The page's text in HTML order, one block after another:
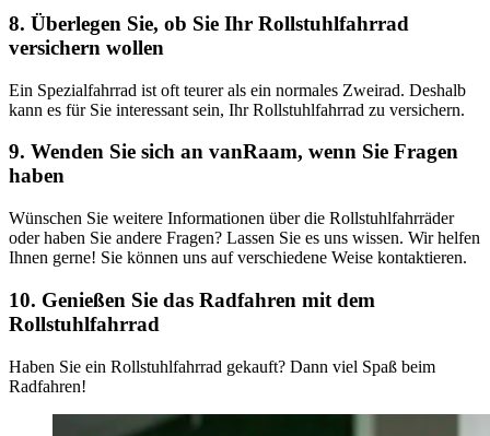
8. Überlegen Sie, ob Sie Ihr Rollstuhlfahrrad
versichern wollen
Ein Spezialfahrrad ist oft teurer als ein normales Zweirad. Deshalb
kann es für Sie interessant sein, Ihr Rollstuhlfahrrad zu versichern.
9. Wenden Sie sich an vanRaam, wenn Sie Fragen
haben
Wünschen Sie weitere Informationen über die Rollstuhlfahrräder
oder haben Sie andere Fragen? Lassen Sie es uns wissen. Wir helfen
Ihnen gerne! Sie können uns auf verschiedene Weise kontaktieren.
10. Genießen Sie das Radfahren mit dem
Rollstuhlfahrrad
Haben Sie ein Rollstuhlfahrrad gekauft? Dann viel Spaß beim
Radfahren!